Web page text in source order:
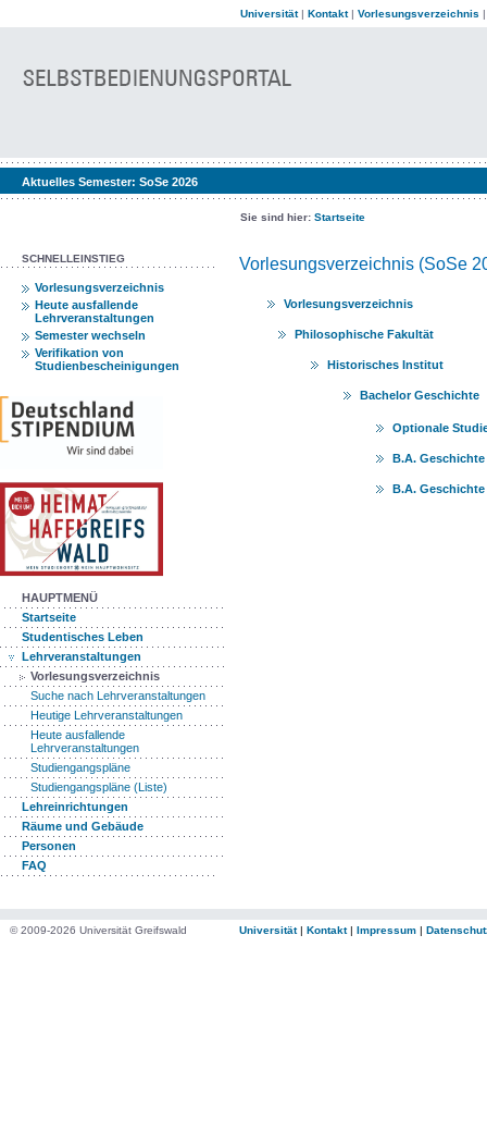
Universität| Kontakt| Vorlesungsverzeichnis
Aktuelles Semester: SoSe 2026
Sie sind hier: Startseite
SCHNELLEINSTIEG
Vorlesungsverzeichnis
Heute ausfallende
Lehrveranstaltungen
Semester wechseln
Verifikation von
Studienbescheinigungen
HAUPTMENÜ
Startseite
Studentisches Leben
Lehrveranstaltungen
Vorlesungsverzeichnis
Suche nach Lehrveranstaltungen
Heutige Lehrveranstaltungen
Heute ausfallende
Lehrveranstaltungen
Studiengangspläne
Studiengangspläne (Liste)
Lehreinrichtungen
Räume und Gebäude
Personen
FAQ
Vorlesungsverzeichnis (SoSe
Vorlesungsverzeichnis
Philosophische Fakultät
Historisches Institut
Bachelor Geschichte
Optionale
B.A. Geschichte
B.A. Geschichte
© 2009-2026 Universität Greifswald Universität| Kontakt| Impressum |